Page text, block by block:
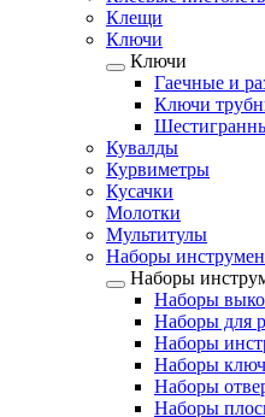
Клещи
Ключи
Ключи
Гаечные и
Ключи
Кувалды
Курвиметры
Кусачки
Молотки
Мультитулы
Наборы
Наборы
Наборы
Наборы для
Наборы
Наборы
Наборы
Наборы